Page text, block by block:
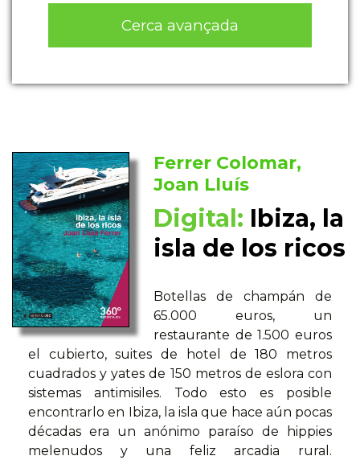
Cerca avançada
Ferrer Colomar,
Joan Lluís
Digital: Ibiza, la
isla de los ricos
Botellas de champán de
65.000 euros, un
restaurante de 1.500 euros
el cubierto, suites de hotel de 180 metros
cuadrados y yates de 150 metros de eslora con
sistemas antimisiles. Todo esto es posible
encontrarlo en Ibiza, la isla que hace aún pocas
décadas era un anónimo paraíso de hippies
melenudos y una feliz arcadia rural.